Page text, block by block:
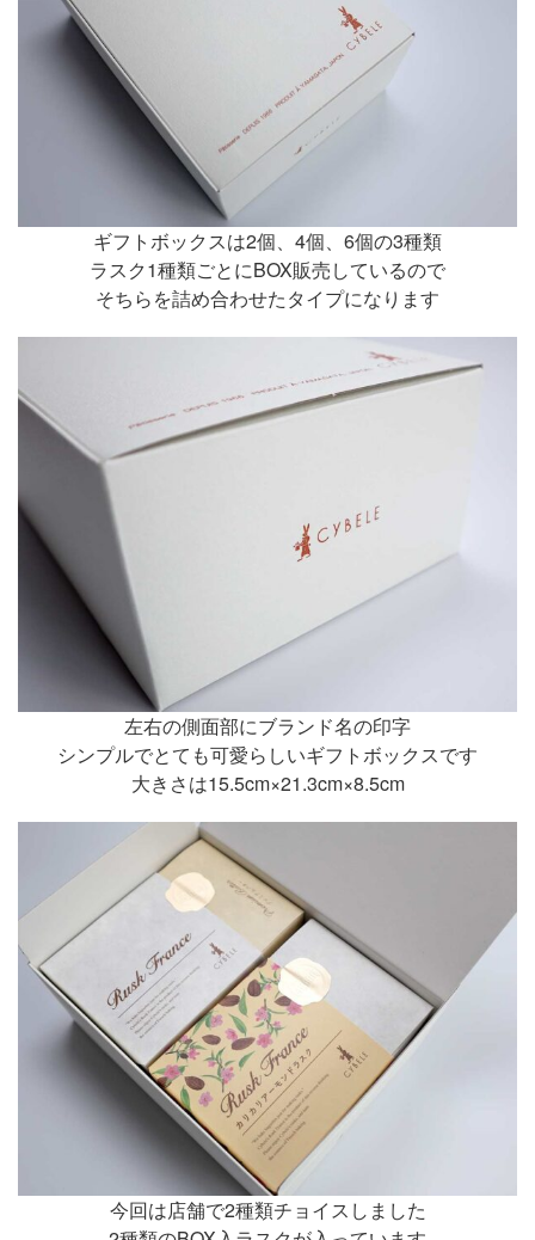
ギフトボックスは2個、4個、6個の3種類
ラスク1種類ごとにBOX販売しているので
そちらを詰め合わせたタイプになります
左右の側面部にブランド名の印字
シンプルでとても可愛らしいギフトボックスです
大きさは15.5cm×21.3cm×8.5cm
今回は店舗で2種類チョイスしました